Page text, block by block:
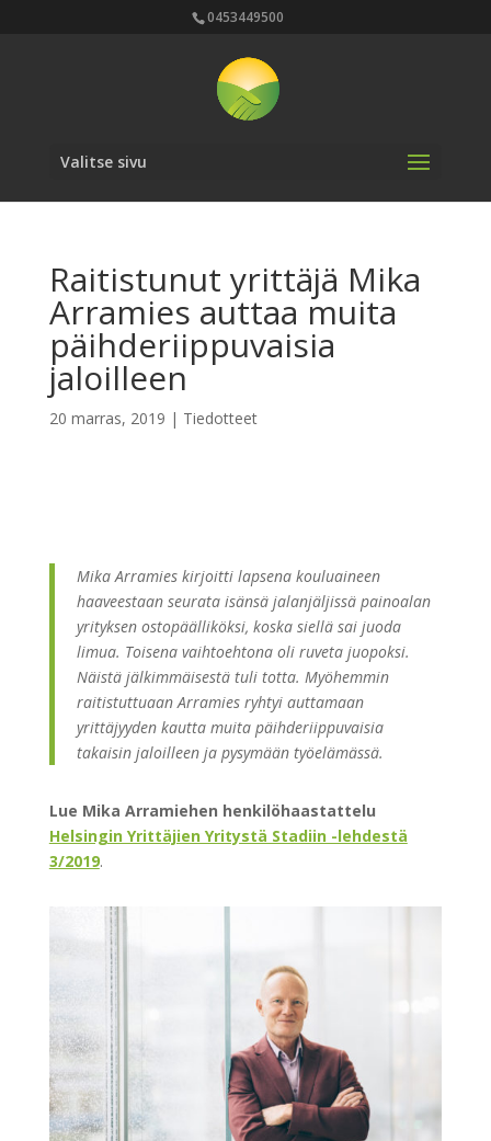
0453449500
Valitse sivu
Raitistunut yrittäjä Mika
Arramies auttaa muita
päihderiippuvaisia
jaloilleen
20 marras, 2019 | Tiedotteet
Mika Arramies kirjoitti lapsena kouluaineen
haaveestaan seurata isänsä jalanjäljissä painoalan
yrityksen ostopäälliköksi, koska siellä sai juoda
limua. Toisena vaihtoehtona oli ruveta juopoksi.
Näistä jälkimmäisestä tuli totta. Myöhemmin
raitistuttuaan Arramies ryhtyi auttamaan
yrittäjyyden kautta muita päihderiippuvaisia
takaisin jaloilleen ja pysymään työelämässä.
Lue Mika Arramiehen henkilöhaastattelu
Helsingin Yrittäjien Yritystä Stadiin -lehdestä
3/2019.